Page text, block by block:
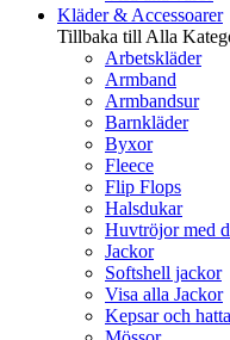
Kläder & Accessoarer
Tillbaka till Alla
Arbetskläder
Armband
Armbandsur
Barnkläder
Byxor
Fleece
Flip Flops
Halsdukar
Huvtröjor med
Jackor
Softshell jackor
Visa alla Jackor
Kepsar och